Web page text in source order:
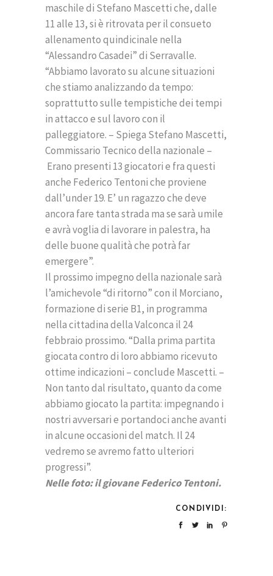
maschile di Stefano Mascetti che, dalle
11 alle 13, si è ritrovata per il consueto
allenamento quindicinale nella
“Alessandro Casadei” di Serravalle.
“Abbiamo lavorato su alcune situazioni
che stiamo analizzando da tempo:
soprattutto sulle tempistiche dei tempi
in attacco e sul lavoro con il
palleggiatore. – Spiega Stefano Mascetti,
Commissario Tecnico della nazionale –
Erano presenti 13 giocatori e fra questi
anche Federico Tentoni che proviene
dall’under 19. E’ un ragazzo che deve
ancora fare tanta strada ma se sarà umile
e avrà voglia di lavorare in palestra, ha
delle buone qualità che potrà far
emergere”.
Il prossimo impegno della nazionale sarà
l’amichevole “di ritorno” con il Morciano,
formazione di serie B1, in programma
nella cittadina della Valconca il 24
febbraio prossimo. “Dalla prima partita
giocata contro di loro abbiamo ricevuto
ottime indicazioni – conclude Mascetti. –
Non tanto dal risultato, quanto da come
abbiamo giocato la partita: impegnando i
nostri avversari e portandoci anche avanti
in alcune occasioni del match. Il 24
vedremo se avremo fatto ulteriori
progressi”.
Nelle foto: il giovane Federico Tentoni.
CONDIVIDI: